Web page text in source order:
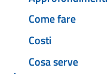
Come fare
Costi
Cosa serve